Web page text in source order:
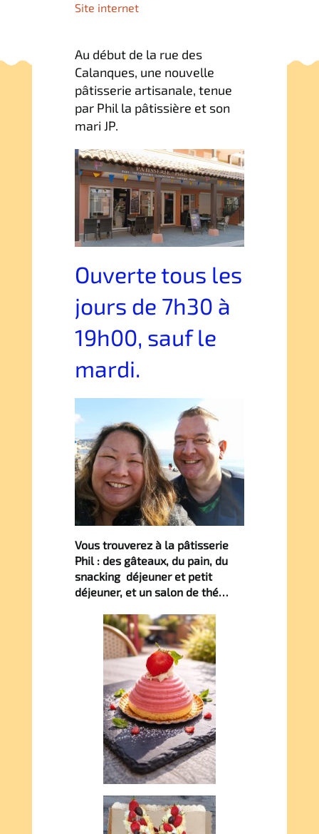
English
Site internet
Au début de la rue des
Calanques, une nouvelle
pâtisserie artisanale, tenue
par Phil la pâtissière et son
mari JP.
Ouverte tous les
jours de 7h30 à
19h00, sauf le
mardi.
Vous trouverez à la pâtisserie
Phil : des gâteaux, du pain, du
snacking déjeuner et petit
déjeuner, et un salon de thé…